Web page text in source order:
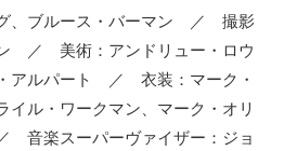
、ブルース・バーマン ／ 撮影
／ 美術：アンドリュー・ロウ
ルパート ／ 衣装：マーク・
ル・ワークマン、マーク・オリ
音楽スーパーヴァイザー：ジョ